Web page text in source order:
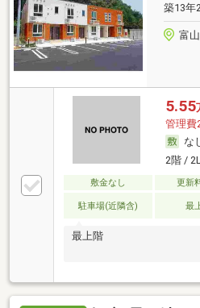
築13年
富
5.55
管理費
な
2階 /
敷金なし 更新
駐車場(近隣含) 最
最上階